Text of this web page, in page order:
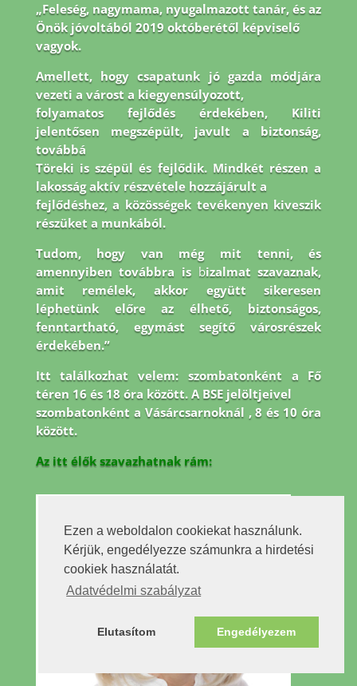
Ezen a weboldalon cookiekat használunk.
Kérjük, engedélyezze számunkra a hirdetési
cookiek használatát.
Adatvédelmi szabályzat
Elutasítom Engedélyezem
„Feleség, nagymama, nyugalmazott tanár, és az
Önök jóvoltából 2019 októberétől képviselő
vagyok.
Amellett, hogy csapatunk jó gazda módjára
vezeti a várost a kiegyensúlyozott,
folyamatos fejlődés érdekében, Kiliti
jelentősen megszépült, javult a biztonság,
továbbá
Töreki is szépül és fejlődik. Mindkét részen a
lakosság aktív részvétele hozzájárult a
fejlődéshez, a közösségek tevékenyen kiveszik
részüket a munkából.
Tudom, hogy van még mit tenni, és
amennyiben továbbra is bizalmat szavaznak,
amit remélek, akkor együttsikeresen
léphetünk előre az élhető, biztonságos,
fenntartható, egymást segítő városrészek
érdekében.”
Itt találkozhat velem: szombatonként a Fő
téren 16 és 18 óra között. A BSE jelöltjeivel
szombatonként a Vásárcsarnoknál , 8 és 10 óra
között.
Az itt élők szavazhatnak rám: